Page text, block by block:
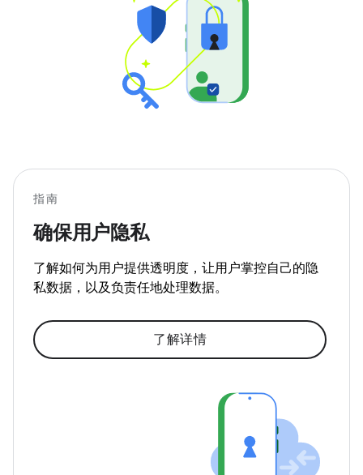
指南
确保用户隐私
了解如何为用户提供透明度，让用户掌控自己的隐
私数据，以及负责任地处理数据。
了解详情